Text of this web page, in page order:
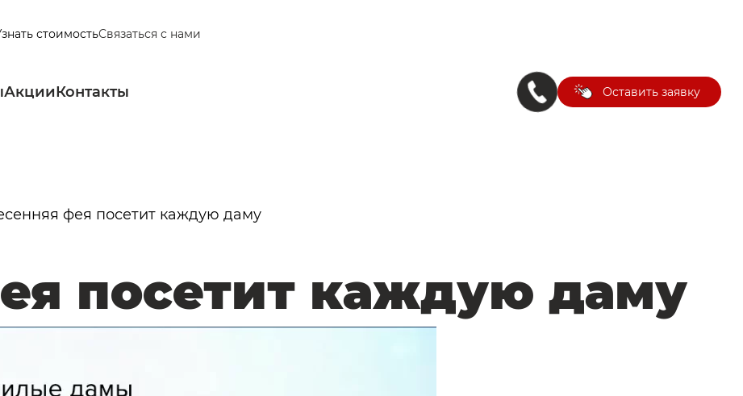
стоимостьСвязаться с нами
АкцииКонтакты Оставить заявку
фея посетит каждую даму
посетит каждую даму